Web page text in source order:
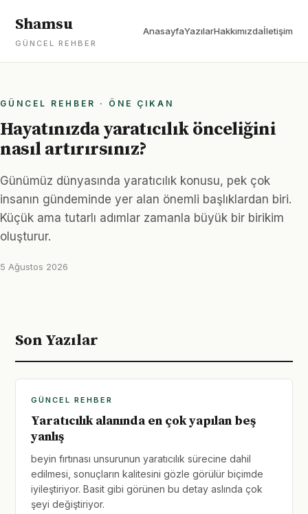
Shamsu
GÜNCEL REHBER
AnasayfaYazılarHakkımızdaİletişim
GÜNCEL REHBER · ÖNE ÇIKAN
Hayatınızda yaratıcılık önceliğini
nasıl artırırsınız?
Günümüz dünyasında yaratıcılık konusu, pek çok
insanın gündeminde yer alan önemli başlıklardan biri.
Küçük ama tutarlı adımlar zamanla büyük bir birikim
oluşturur.
5 Ağustos 2026
Son Yazılar
GÜNCEL REHBER
Yaratıcılık alanında en çok yapılan beş
yanlış
beyin fırtınası unsurunun yaratıcılık sürecine dahil
edilmesi, sonuçların kalitesini gözle görülür biçimde
iyileştiriyor. Basit gibi görünen bu detay aslında çok
şeyi değiştiriyor.